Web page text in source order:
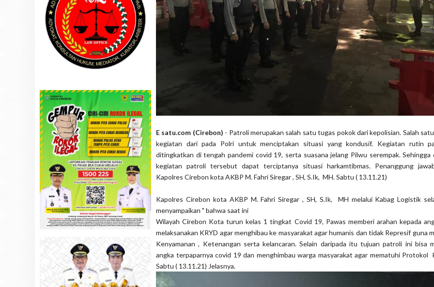
E satu.com (Cirebon) - Patroli merupakan salah satu tugas pokok dari kepolisian. Salah
kegiatan dari pada Polri untuk menciptakan situasi yang kondusif. Kegiatan rutin
ditingkatkan di tengah pandemi covid 19, serta suasana jelang Pilwu serempak. Sehingga
kegiatan patroli tersebut dapat terciptanya situasi harkamtibmas. Penanggung
Kapolres Cirebon kota AKBP M. Fahri Siregar , SH, S.Ik, MH. Sabtu ( 13.11.21)
Kapolres Cirebon kota AKBP M. Fahri Siregar , SH, S.Ik, MH melalui Kabag Logistik
menyampaikan " bahwa saat ini
Wilayah Cirebon Kota turun kelas 1 tingkat Covid 19, Pawas memberi arahan kepada
melaksanakan KRYD agar menghibau ke masyarakat agar humanis dan tidak Represif guna
Kenyamanan , Ketenangan serta kelancaran. Selain daripada itu tujuan patroli ini bisa
angka terpaparnya covid 19 dan menghimbau warga masyarakat agar mematuhi Protokol
Sabtu ( 13.11.21) Jelasnya.